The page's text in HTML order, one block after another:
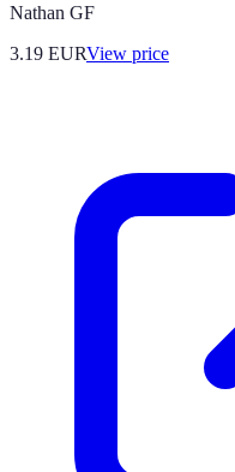
Nathan GF
3.19 EURView price